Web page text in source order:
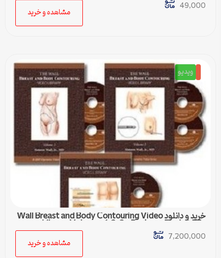
49,000
مشاهده و خرید
ویدیو
خرید و دانلود Wall Breast and Body Contouring Video
Library Volumes 1-2-3 – Package Deal at 75€
7,200,000
مشاهده و خرید